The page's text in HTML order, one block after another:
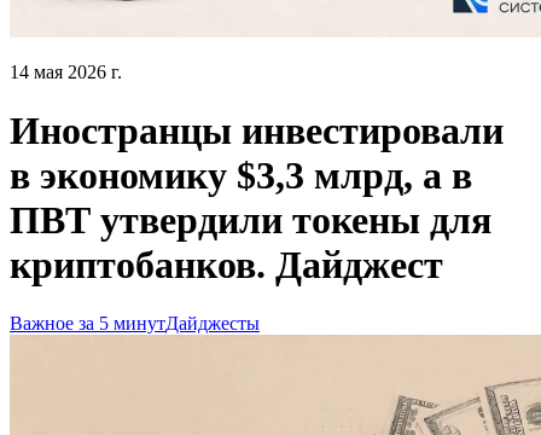
14 мая 2026 г.
Иностранцы инвестировали
в экономику $3,3 млрд, а в
ПВТ утвердили токены для
криптобанков. Дайджест
Важное за 5 минутДайджесты